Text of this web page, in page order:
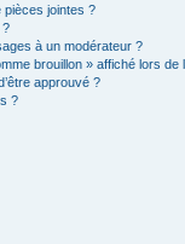
pièces jointes ?
?
à un modérateur ?
brouillon » affiché lors de
approuvé ?
?